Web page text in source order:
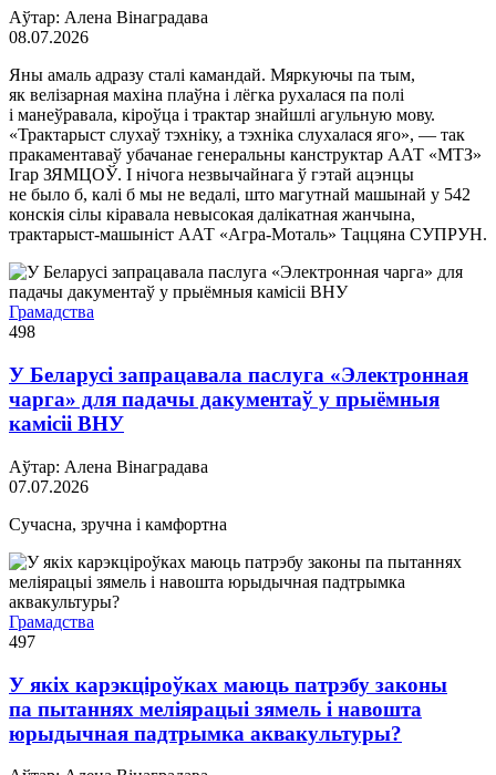
Аўтар: Алена Вінаградава
08.07.2026
Яны амаль адразу сталі камандай. Мяркуючы па тым,
як велізарная махіна плаўна і лёгка рухалася па полі
і манеўравала, кіроўца і трактар знайшлі агульную мову.
«Трактарыст слухаў тэхніку, а тэхніка слухалася яго», — так
пракаментаваў убачанае генеральны канструктар ААТ «МТЗ»
Ігар ЗЯМЦОЎ. І нічога незвычайнага ў гэтай ацэнцы
не было б, калі б мы не ведалі, што магутнай машынай у 542
конскія сілы кіравала невысокая далікатная жанчына,
трактарыст-машыніст ААТ «Агра-Моталь» Таццяна СУПРУН.
Грамадства
498
У Беларусі запрацавала паслуга «Электронная
чарга» для падачы дакументаў у прыёмныя
камісіі ВНУ
Аўтар: Алена Вінаградава
07.07.2026
Сучасна, зручна і камфортна
Грамадства
497
У якіх карэкціроўках маюць патрэбу законы
па пытаннях меліярацыі зямель і навошта
юрыдычная падтрымка аквакультуры?